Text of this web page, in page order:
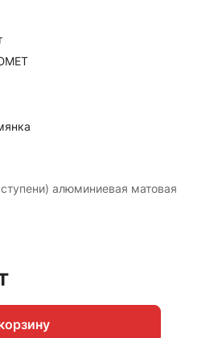
алюминиевая матовая